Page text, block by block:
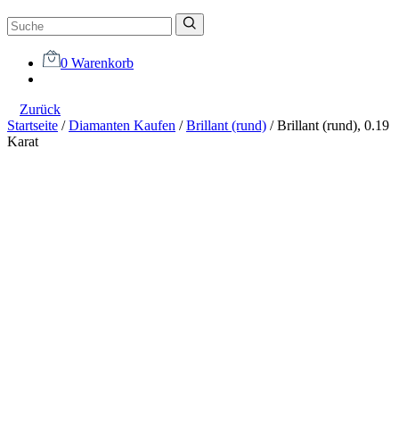
0 Warenkorb
Zurück
Startseite /Diamanten Kaufen /Brillant (rund) /Brillant (rund), 0.19
Karat